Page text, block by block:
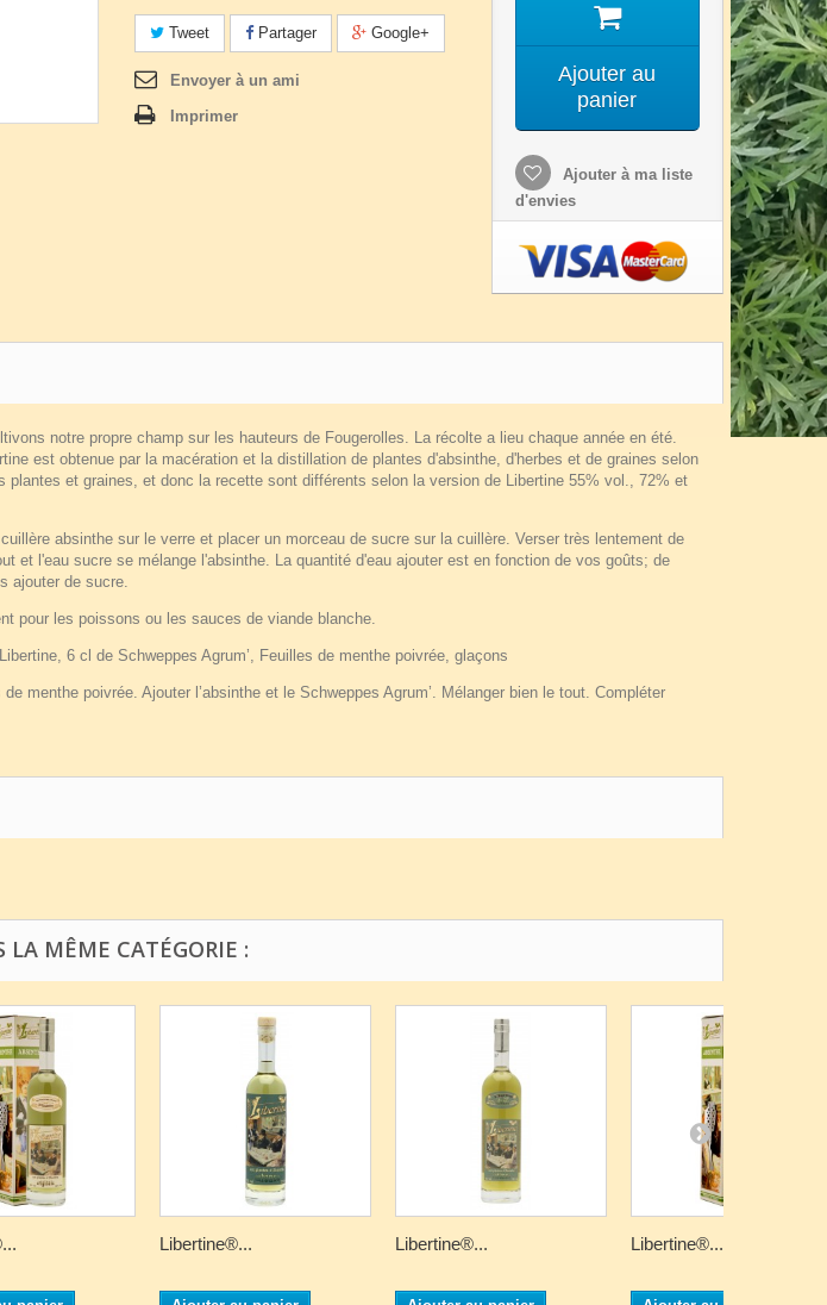
Tweet Partager Google+
Envoyer à un ami
Imprimer
Ajouter au
panier
Ajouter à ma liste
d'envies
notre propre champ sur les hauteurs de Fougerolles. La récolte a lieu chaque année en été.
est obtenue par la macération et la distillation de plantes d'absinthe, d'herbes et de graines selon
plantes et graines, et donc la recette sont différents selon la version de Libertine 55% vol., 72% et
absinthe sur le verre et placer un morceau de sucre sur la cuillère. Verser très lentement de
et l'eau sucre se mélange l'absinthe. La quantité d'eau ajouter est en fonction de vos goûts; de
ajouter de sucre.
pour les poissons ou les sauces de viande blanche.
6 cl de Schweppes Agrum’, Feuilles de menthe poivrée, glaçons
menthe poivrée. Ajouter l’absinthe et le Schweppes Agrum’. Mélanger bien le tout. Compléter
LA MÊME CATÉGORIE :
Libertine®... Libertine®... Libertine®...